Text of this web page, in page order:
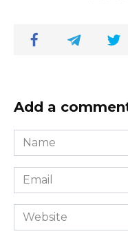
Add a
Name
*
Email
*
Website